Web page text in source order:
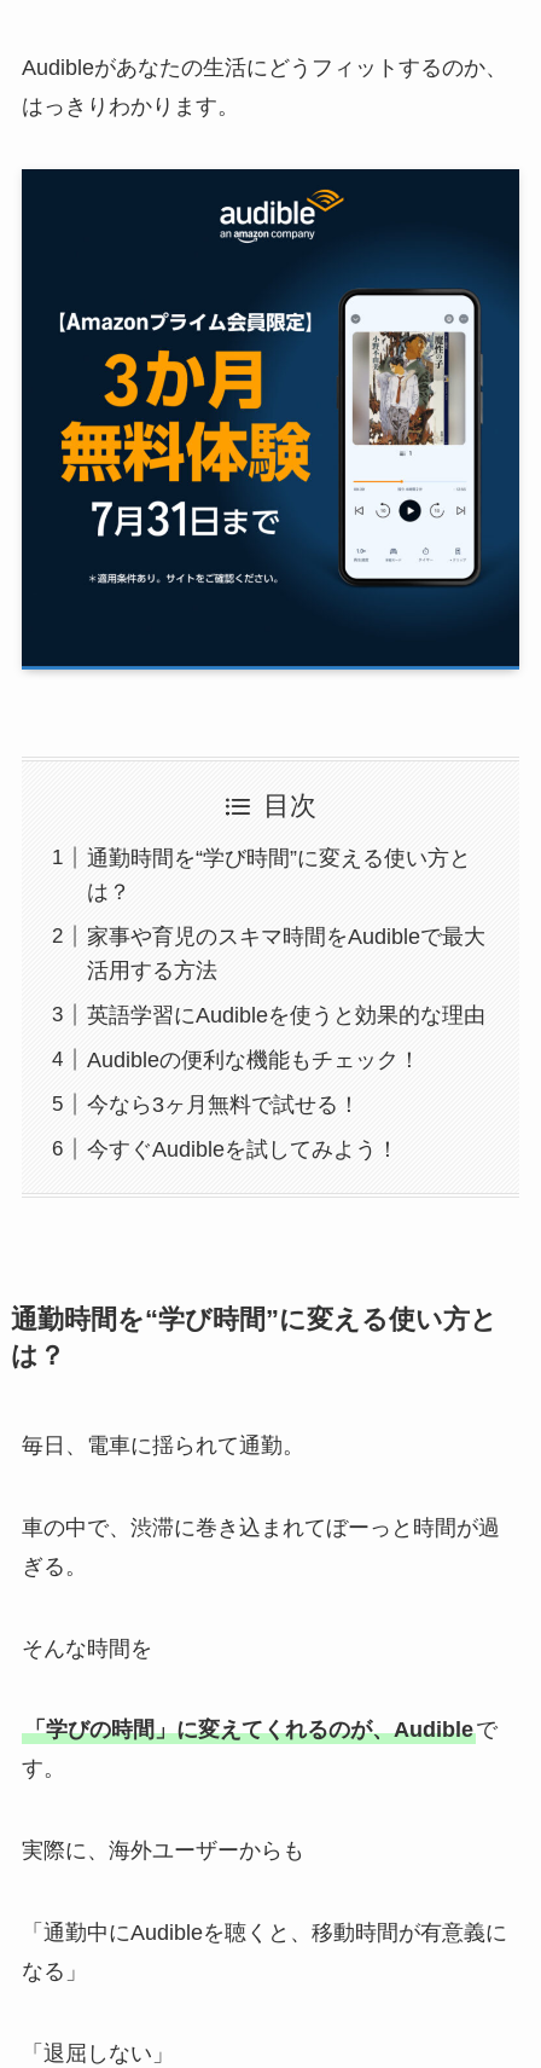
Audibleがあなたの生活にどうフィットするのか、
はっきりわかります。
目次
通勤時間を“学び時間”に変える使い方と
は？
家事や育児のスキマ時間をAudibleで最大
活用する方法
英語学習にAudibleを使うと効果的な理由
Audibleの便利な機能もチェック！
今なら3ヶ月無料で試せる！
今すぐAudibleを試してみよう！
通勤時間を“学び時間”に変える使い方と
は？
毎日、電車に揺られて通勤。
車の中で、渋滞に巻き込まれてぼーっと時間が過
ぎる。
そんな時間を
「学びの時間」に変えてくれるのが、Audibleで
す。
実際に、海外ユーザーからも
「通勤中にAudibleを聴くと、移動時間が有意義に
なる」
「退屈しない」